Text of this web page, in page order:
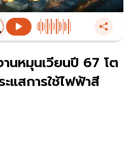
นหมุนเวียนปี 67 โต
แสการใช้ไฟฟ้าสี